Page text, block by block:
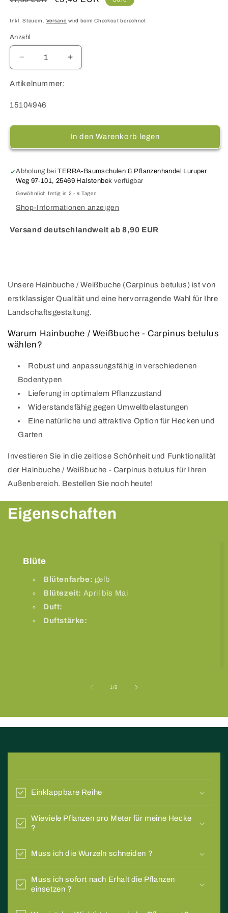
Inkl. Steuern. Versand wird beim Checkout berechnet
Anzahl
Verringere
die
Menge
Hainbuche
Weißbuche
Carpinus
Erhöhe
die
Weißbuche
-
Carpinus
Artikelnummer:
SKU:
15104946
In den Warenkorb legen
Abholung beiTERRA-Baumschulen & Pflanzenhandel Luruper
Weg 97-101, 25469 Halstenbek verfügbar
Gewöhnlich fertig in 2 - 4 Tagen
Shop-Informationen anzeigen
Versand deutschlandweit ab 8,90 EUR
Unsere Hainbuche / Weißbuche (Carpinus betulus) ist von
erstklassiger Qualität und eine hervorragende Wahl für Ihre
Landschaftsgestaltung.
Warum Hainbuche / Weißbuche - Carpinus betulus
wählen?
Robust und anpassungsfähig in verschiedenen
Bodentypen
Lieferung in optimalem Pflanzzustand
Widerstandsfähig gegen Umweltbelastungen
Eine natürliche und attraktive Option für Hecken und
Garten
Investieren Sie in die zeitlose Schönheit und Funktionalität
der Hainbuche / Weißbuche - Carpinus betulus für Ihren
Außenbereich. Bestellen Sie noch heute!
Eigenschaften
Blüte
Blütenfarbe: gelb
Blütezeit: April bis Mai
Duft:
Duftstärke:
1/von
8
i
n
l
p
b
a
Einklappbare Reihe
Wieviele Pflanzen pro Meter für meine Hecke
?
Muss ich die Wurzeln schneiden ?
Muss ich sofort nach Erhalt die Pflanzen
einsetzen ?